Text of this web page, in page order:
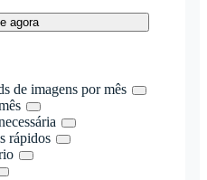
agora
de imagens por mês
rápidos